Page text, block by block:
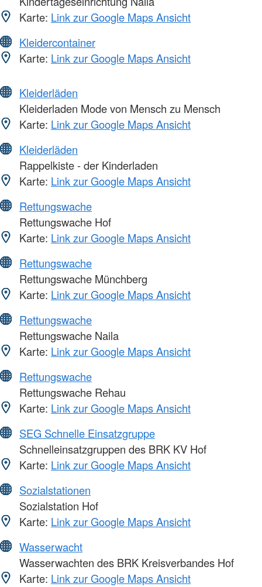
Karte: Link zur Google Maps Ansicht
Kleidercontainer
Karte: Link zur Google Maps Ansicht
Kleiderläden
Kleiderladen Mode von Mensch zu Mensch
Karte: Link zur Google Maps Ansicht
Kleiderläden
Rappelkiste - der Kinderladen
Karte: Link zur Google Maps Ansicht
Rettungswache
Rettungswache Hof
Karte: Link zur Google Maps Ansicht
Rettungswache
Rettungswache Münchberg
Karte: Link zur Google Maps Ansicht
Rettungswache
Rettungswache Naila
Karte: Link zur Google Maps Ansicht
Rettungswache
Rettungswache Rehau
Karte: Link zur Google Maps Ansicht
SEG Schnelle Einsatzgruppe
Schnelleinsatzgruppen des BRK KV Hof
Karte: Link zur Google Maps Ansicht
Sozialstationen
Sozialstation Hof
Karte: Link zur Google Maps Ansicht
Wasserwacht
Wasserwachten des BRK Kreisverbandes Hof
Karte: Link zur Google Maps Ansicht